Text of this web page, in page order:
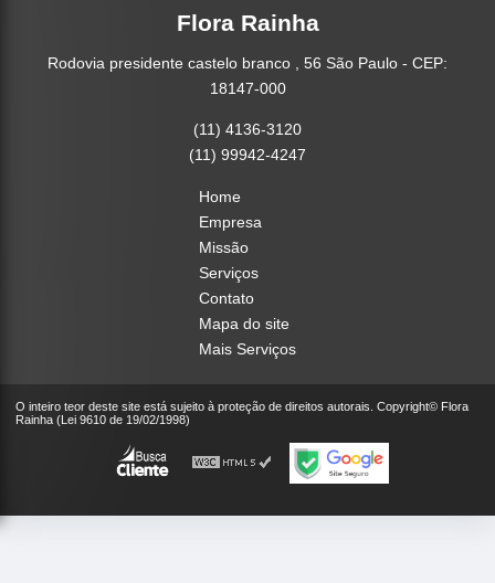
Flora Rainha
Rodovia presidente castelo branco , 56 São Paulo - CEP:
18147-000
(11) 4136-3120
(11) 99942-4247
Home
Empresa
Missão
Serviços
Contato
Mapa do site
Mais Serviços
O inteiro teor deste site está sujeito à proteção de direitos autorais. Copyright© Flora
Rainha (Lei 9610 de 19/02/1998)